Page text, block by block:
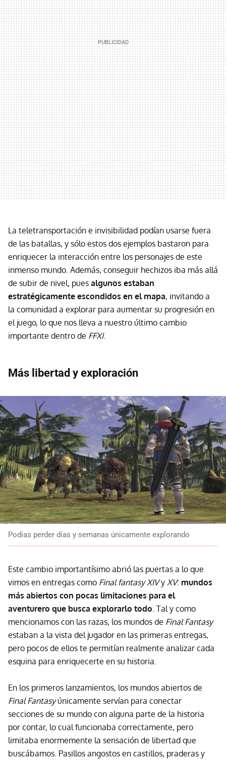
La teletransportación e invisibilidad podían usarse fuera
de las batallas, y sólo estos dos ejemplos bastaron para
enriquecer la interacción entre los personajes de este
inmenso mundo. Además, conseguir hechizos iba más allá
de subir de nivel, pues algunos estaban
estratégicamente escondidos en el mapa, invitando a
la comunidad a explorar para aumentar su progresión en
el juego, lo que nos lleva a nuestro último cambio
importante dentro de FFXI.
Más libertad y exploración
Podías perder días y semanas únicamente explorando
Este cambio importantísimo abrió las puertas a lo que
vimos en entregas como Final fantasy XIVy XV: mundos
más abiertos con pocas limitaciones para el
aventurero que busca explorarlo todo. Tal y como
mencionamos con las razas, los mundos de Final Fantasy
estaban a la vista del jugador en las primeras entregas,
pero pocos de ellos te permitían realmente analizar cada
esquina para enriquecerte en su historia.
En los primeros lanzamientos, los mundos abiertos de
Final Fantasyúnicamente servían para conectar
secciones de su mundo con alguna parte de la historia
por contar, lo cual funcionaba correctamente, pero
limitaba enormemente la sensación de libertad que
buscábamos. Pasillos angostos en castillos, praderas y